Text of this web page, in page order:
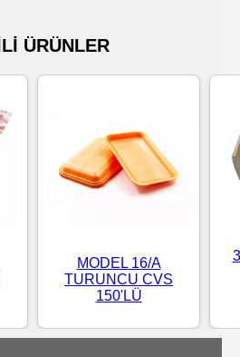
ÜRÜNLER
MODEL 16/A
TURUNCU CVS
150'LÜ